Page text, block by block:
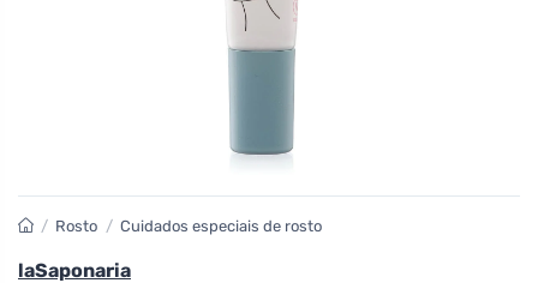
/ Rosto / Cuidados especiais de rosto
laSaponaria